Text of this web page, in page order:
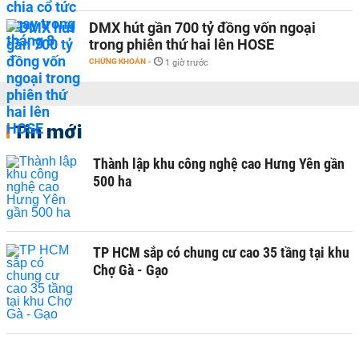
DMX hút gần 700 tỷ đồng vốn ngoại
trong phiên thứ hai lên HOSE
CHỨNG KHOÁN - 1 giờ trước
Tin mới
Thành lập khu công nghệ cao Hưng Yên gần
500 ha
TP HCM sắp có chung cư cao 35 tầng tại khu
Chợ Gà - Gạo